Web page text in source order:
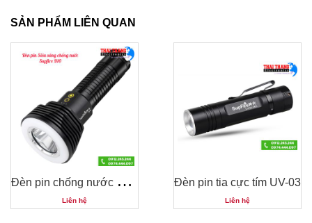
SẢN PHẨM LIÊN QUAN
Đ
èn pin chống nước Supfire D10
Liên hệ
Đèn pin tia cực tím UV-03
Liên hệ